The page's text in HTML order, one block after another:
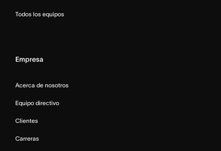
Todos los equipos
Empresa
Acerca de nosotros
Equipo directivo
Clientes
Carreras